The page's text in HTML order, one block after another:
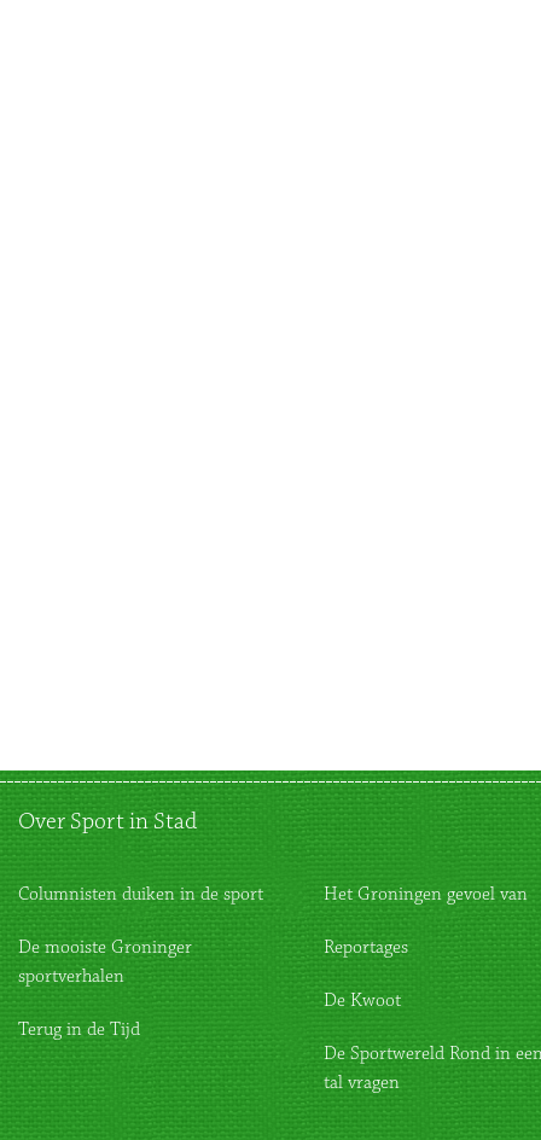
Over Sport in Stad
Columnisten duiken in de sport
De mooiste Groninger
sportverhalen
Terug in de Tijd
Het Groningen gevoel van
Reportages
De Kwoot
De Sportwereld Rond in
tal vragen